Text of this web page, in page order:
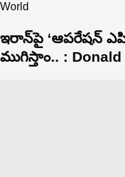
World
ఇరాన్‌పై ‘ఆపరేషన్
ముగిస్తాం.. : Donald